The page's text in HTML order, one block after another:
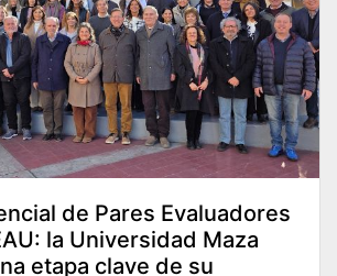
de Pares Evaluadores
la Universidad Maza
etapa clave de su